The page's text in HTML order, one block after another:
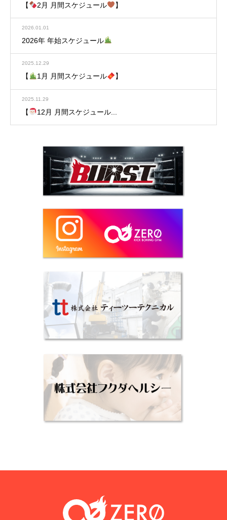
【 2月 月間スケジュール 】
2026.01.01
2026年 年始スケジュール
2025.12.29
【 1月 月間スケジュール 】
2025.11.29
【 12月 月間スケジュール...